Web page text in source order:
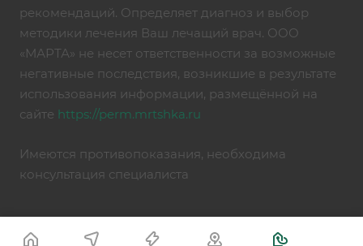
рекомендаций. Определяет диагноз и выбор
методики лечения Ваш лечащий врач. ООО
«МАРТА» не несет ответственности за возможные
негативные последствия, возникшие в результате
использования информации, размещённой на
сайте https://perm.mrtshka.ru
Имеются противопоказания, необходима
консультация специалиста